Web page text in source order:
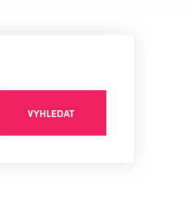
VYHLEDAT